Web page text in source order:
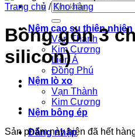
Tìm
kiếm:
Nệm cao su thiên nhiên
Vạn Thành
Kim Cương
Liên Á
Đồng Phú
Nệm lò xo
Vạn Thành
Kim Cương
Nệm bông ép
Đăng nhập
Trang chủ / Kho hàng
Bông gòn 3
silicon)
Sản phẩm này hiện đã hết